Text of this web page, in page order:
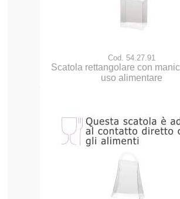
Cod. 54.27.91
Scatola rettangolare con
uso alimentare